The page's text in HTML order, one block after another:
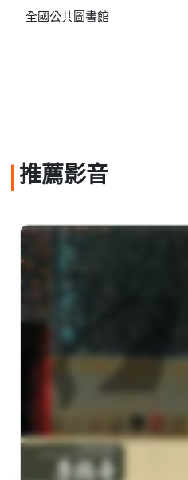
全國公共圖書館
推薦影音